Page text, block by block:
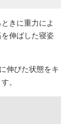
きに重力によ
伸ばした寝姿
伸びた状態をキ
。